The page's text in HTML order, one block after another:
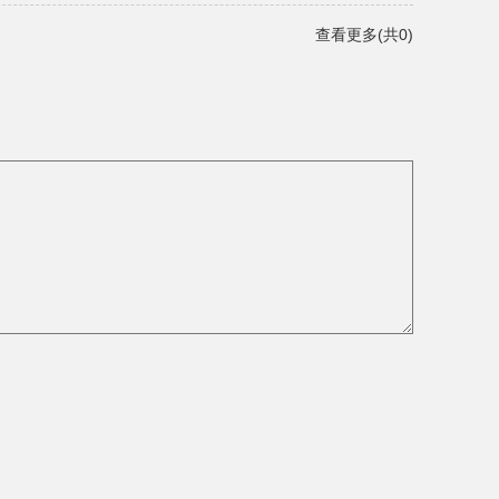
查看更多(共0)